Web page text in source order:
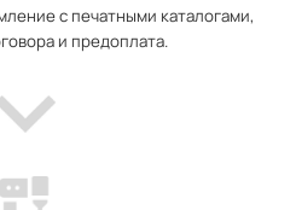
с печатными каталогами,
и предоплата.